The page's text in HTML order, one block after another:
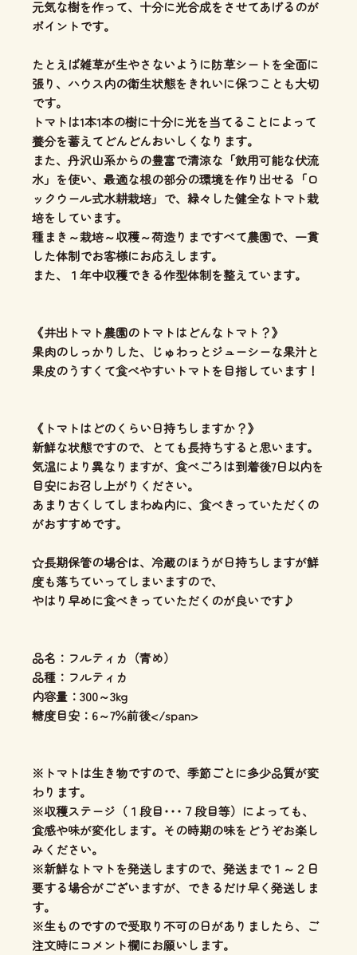
元気な樹を作って、十分に光合成をさせてあげるのが
ポイントです。
たとえば雑草が生やさないように防草シートを全面に
張り、ハウス内の衛生状態をきれいに保つことも大切
です。
トマトは1本1本の樹に十分に光を当てることによって
養分を蓄えてどんどんおいしくなります。
また、丹沢山系からの豊富で清涼な「飲用可能な伏流
水」を使い、最適な根の部分の環境を作り出せる「ロ
ックウール式水耕栽培」で、緑々した健全なトマト栽
培をしています。
種まき～栽培～収穫～荷造りまですべて農園で、一貫
した体制でお客様にお応えします。
また、１年中収穫できる作型体制を整えています。
《井出トマト農園のトマトはどんなトマト？》
果肉のしっかりした、じゅわっとジューシーな果汁と
果皮のうすくて食べやすいトマトを目指しています！
《トマトはどのくらい日持ちしますか？》
新鮮な状態ですので、とても長持ちすると思います。
気温により異なりますが、食べごろは到着後7日以内を
目安にお召し上がりください。
あまり古くしてしまわぬ内に、食べきっていただくの
がおすすめです。
☆長期保管の場合は、冷蔵のほうが日持ちしますが鮮
度も落ちていってしまいますので、
やはり早めに食べきっていただくのが良いです♪
品名：フルティカ（青め）
品種：フルティカ
内容量：300～3kg
糖度目安：6～7％前後</span>
※トマトは生き物ですので、季節ごとに多少品質が変
わります。
※収穫ステージ（１段目･･･７段目等）によっても、
食感や味が変化します。その時期の味をどうぞお楽し
みください。
※新鮮なトマトを発送しますので、発送まで１～２日
要する場合がございますが、できるだけ早く発送しま
す。
※生ものですので受取り不可の日がありましたら、ご
注文時にコメント欄にお願いします。